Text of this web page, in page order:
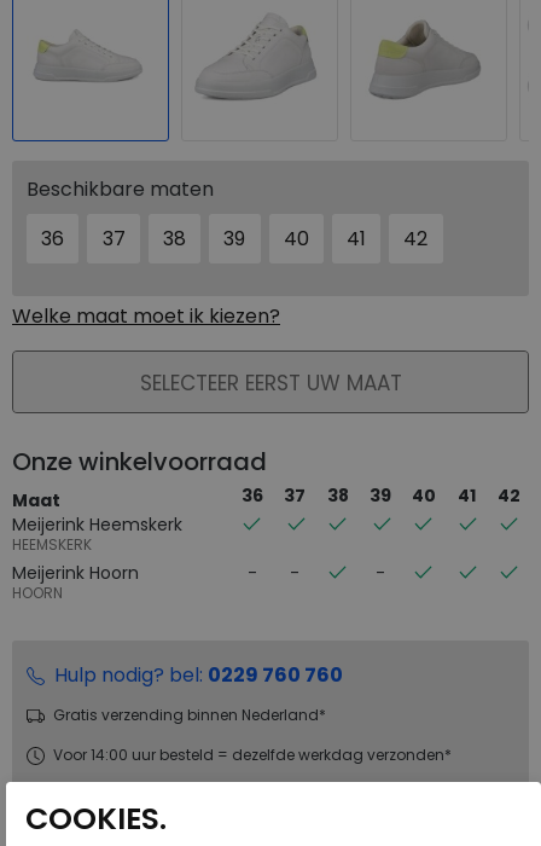
Beschikbare maten
36
37 38 39 40 41 42
Welke maat moet ik kiezen?
PLAATS IN WINKELMAND
SELECTEER EERST UW MAAT
Onze winkelvoorraad
Maat 36 37 38 39 40 41
42
Meijerink Heemskerk
HEEMSKERK
Meijerink Hoorn
HOORN
Hulp nodig? bel: 0229 760 760
Gratis verzending binnen Nederland*
Voor 14:00 uur besteld = dezelfde werkdag verzonden*
COOKIES.